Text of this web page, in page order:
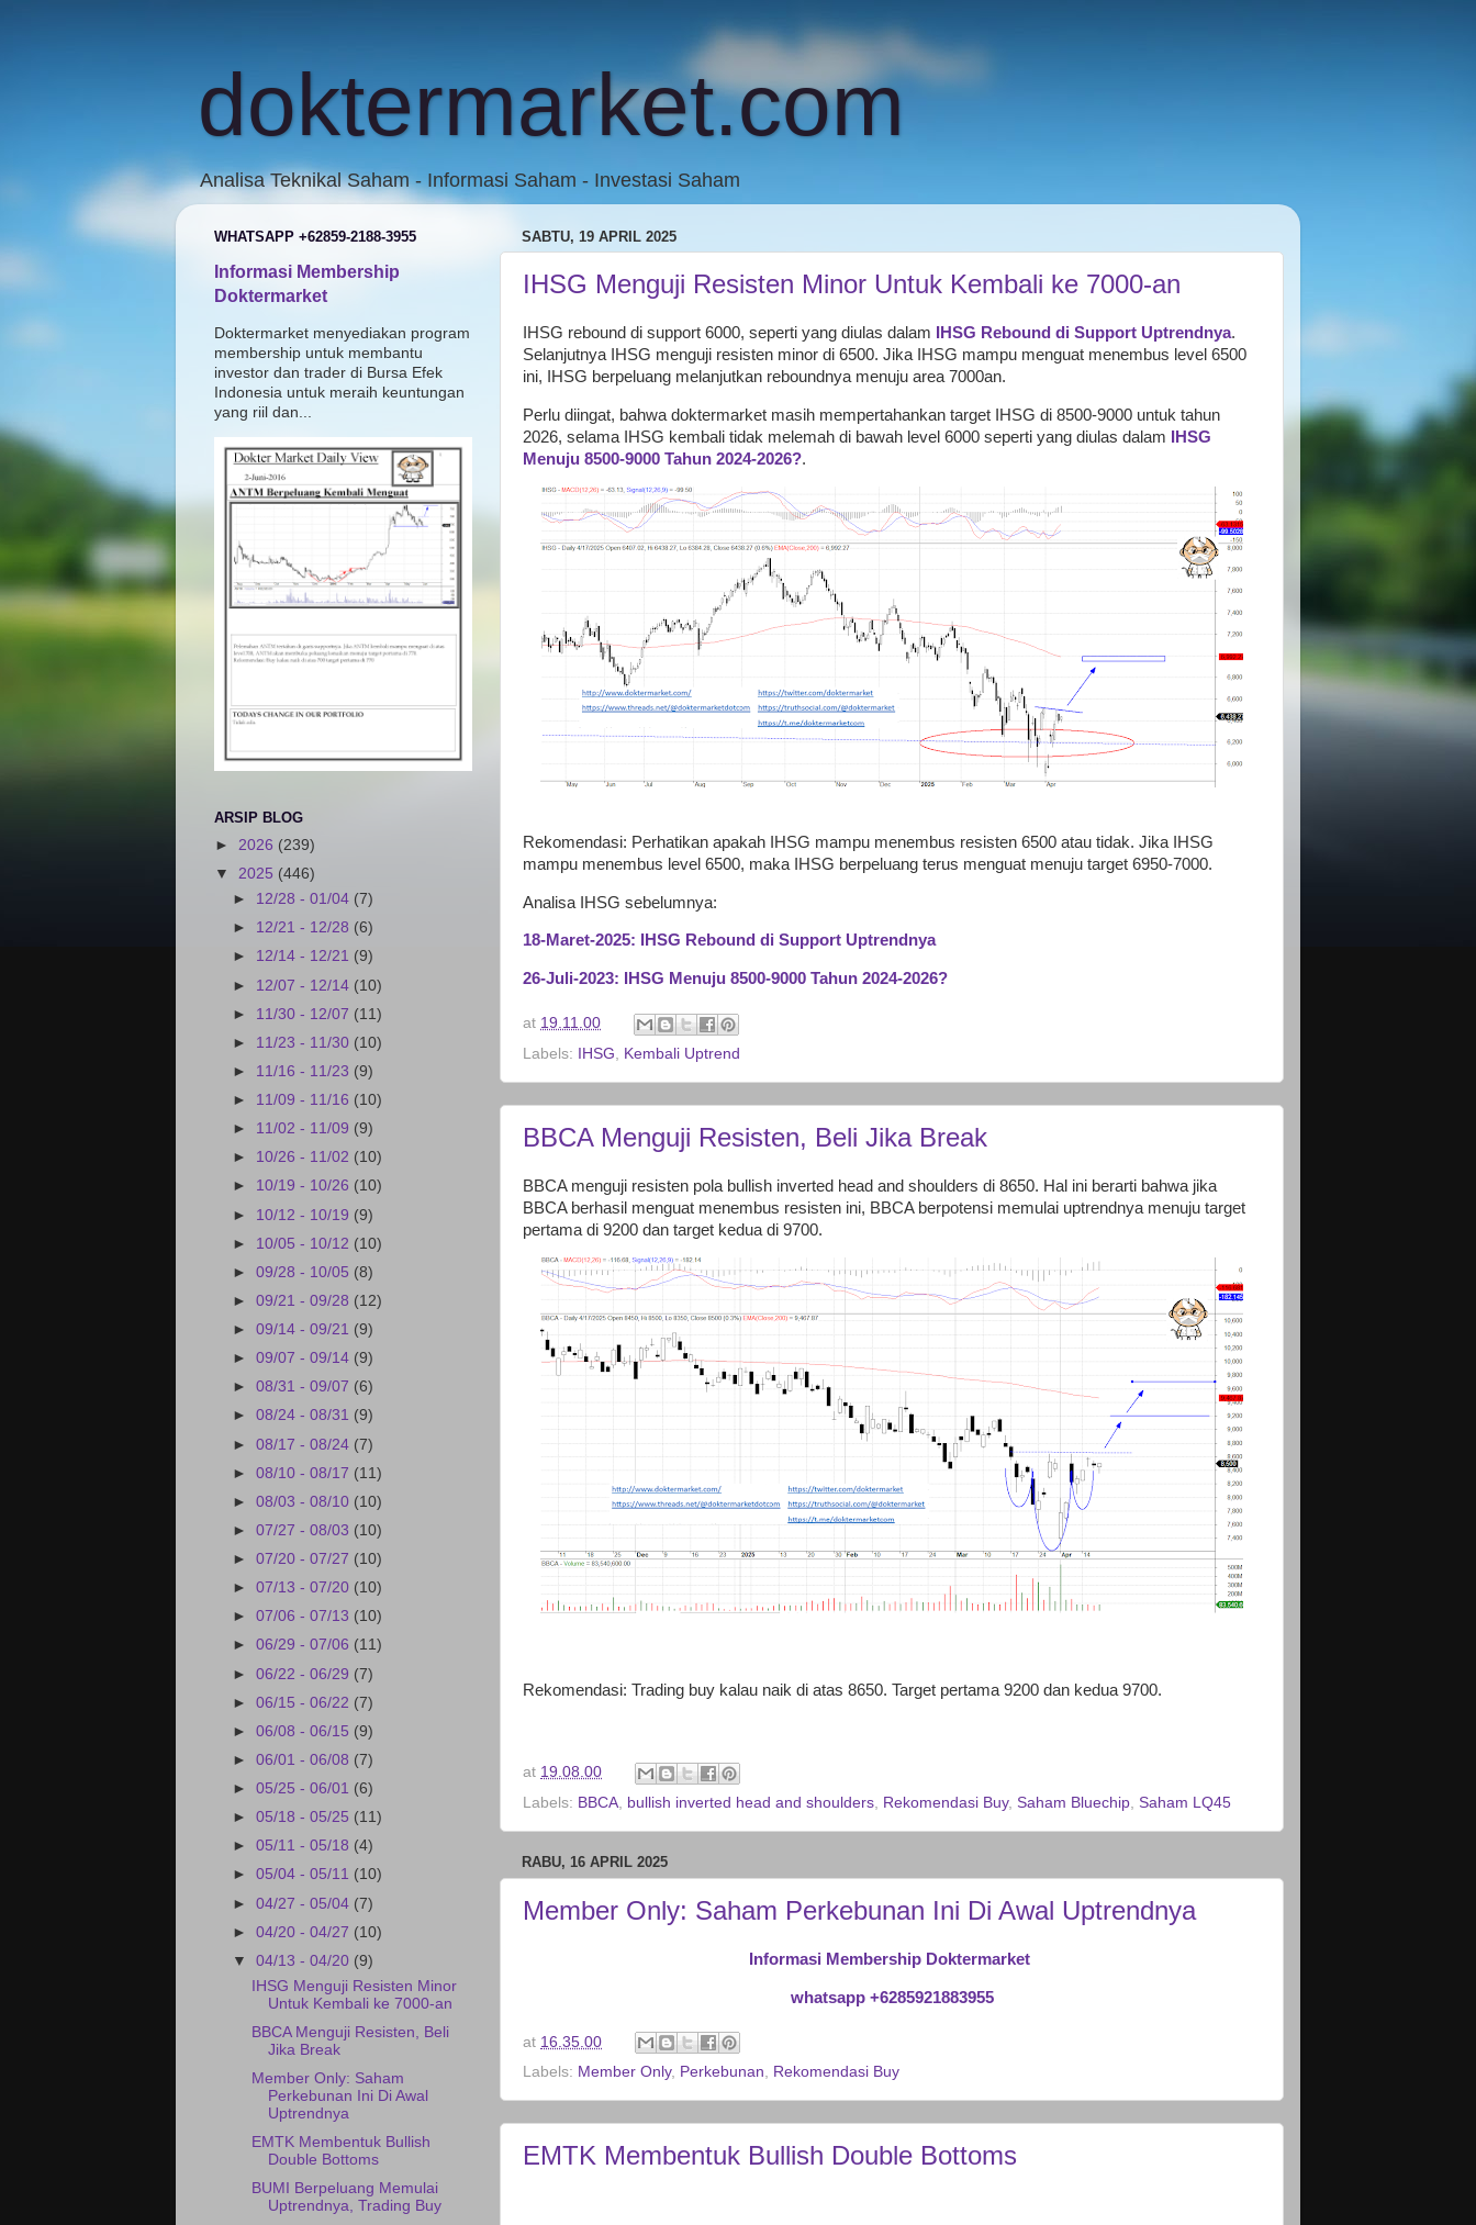
doktermarket.com
Analisa Teknikal Saham - Informasi Saham - Investasi Saham
SABTU, 19 APRIL 2025
IHSG Menguji Resisten Minor Untuk Kembali ke 7000-an
IHSG rebound di support 6000, seperti yang diulas dalam IHSG Rebound di Support Uptrendnya.
Selanjutnya IHSG menguji resisten minor di 6500. Jika IHSG mampu menguat menembus level 6500
ini, IHSG berpeluang melanjutkan reboundnya menuju area 7000an.
Perlu diingat, bahwa doktermarket masih mempertahankan target IHSG di 8500-9000 untuk tahun
2026, selama IHSG kembali tidak melemah di bawah level 6000 seperti yang diulas dalam
IHSG
Menuju 8500-9000 Tahun 2024-2026?.
Rekomendasi: Perhatikan apakah IHSG mampu menembus resisten 6500 atau tidak. Jika IHSG
mampu menembus level 6500, maka IHSG berpeluang terus menguat menuju target 6950-7000.
Analisa IHSG sebelumnya:
18-Maret-2025: IHSG Rebound di Support Uptrendnya
26-Juli-2023: IHSG Menuju 8500-9000 Tahun 2024-2026?
at 19.11.00
Labels:
IHSG Kembali Uptrend
BBCA Menguji Resisten, Beli Jika Break
BBCA menguji resisten pola bullish inverted head and shoulders di 8650. Hal ini berarti bahwa jika
BBCA berhasil menguat menembus resisten ini, BBCA berpotensi memulai uptrendnya menuju target
pertama di 9200 dan target kedua di 9700.
Rekomendasi: Trading buy kalau naik di atas 8650. Target pertama 9200 dan kedua 9700.
at 19.08.00
Labels: BBCA, bullish inverted head and shoulders, Rekomendasi Buy, Saham Bluechip, Saham LQ45
RABU, 16 APRIL 2025
Member Only: Saham Perkebunan Ini Di Awal Uptrendnya
Informasi Membership Doktermarket
whatsapp +6285921883955
at 16.35.00
Labels: Member Only, Perkebunan, Rekomendasi Buy
EMTK Membentuk Bullish Double Bottoms
WHATSAPP +62859-2188-3955
Informasi Membership
Doktermarket
Doktermarket menyediakan program
membership untuk membantu
investor dan trader di Bursa Efek
Indonesia untuk meraih keuntungan
yang riil dan...
ARSIP BLOG
► 2026 (239)
▼ 2025 (446)
► 12/28 - 01/04 (7)
► 12/21 - 12/28 (6)
► 12/14 - 12/21 (9)
► 12/07 - 12/14 (10)
► 11/30 - 12/07 (11)
► 11/23 - 11/30 (10)
► 11/16 - 11/23 (9)
► 11/09 - 11/16 (10)
► 11/02 - 11/09 (9)
► 10/26 - 11/02 (10)
► 10/19 - 10/26 (10)
► 10/12 - 10/19 (9)
► 10/05 - 10/12 (10)
►09/28 - 10/05 (8)
►09/21 - 09/28 (12)
►09/14 - 09/21 (9)
►09/07 - 09/14 (9)
►08/31 - 09/07 (6)
►08/24 - 08/31 (9)
►08/17 - 08/24 (7)
►08/10 - 08/17 (11)
►08/03 - 08/10 (10)
►07/27 - 08/03 (10)
►07/20 - 07/27 (10)
►07/13 - 07/20 (10)
►07/06 - 07/13 (10)
►06/29 - 07/06 (11)
►06/22 - 06/29 (7)
►06/15 - 06/22 (7)
►06/08 - 06/15 (9)
►06/01 - 06/08 (7)
►05/25 - 06/01 (6)
►05/18 - 05/25 (11)
►05/11 - 05/18 (4)
►05/04 - 05/11 (10)
►04/27 - 05/04 (7)
►04/20 - 04/27 (10)
▼04/13 - 04/20 (9)
IHSG Menguji Resisten Minor
Untuk Kembali ke 7000-an
BBCA Menguji Resisten, Beli
Jika Break
Member Only: Saham
Perkebunan Ini Di Awal
Uptrendnya
EMTK Membentuk Bullish
Double Bottoms
BUMI Berpeluang Memulai
Uptrendnya, Trading Buy